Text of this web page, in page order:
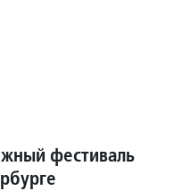
фестиваль